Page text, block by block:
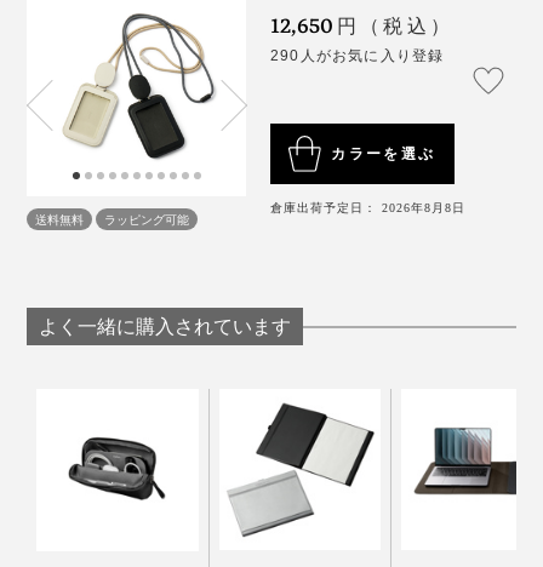
“ワイヤーマン”のスムーズなタッチは、まさに、ワイヤ
ーリールが肝。今までのIDカードホルダーと違って、セ
ただし、カード読みとり用の磁気自体を防ぐので、ウラ
面は、カードを入れたままタッチしても、反応しませ
ん。カードは取りだしてお使いください。
ウラ面のまんなかには、スライド穴があるので、カード
ジャラジャラしている鍵束も、スッキリ収まる『Orbitkey』／写真(右) キャンバ
ス地×本革タイプ
シリーズ最新作の『Orbitkey IDカードホルダー・プロ』
は、スマートなキーケースやガジェットケースをつくっ
てきた2人だからこそ、生まれた逸品でしょう。
開発者の一人、チャールズ・イン氏は、こう語ります。
り、またオフィスに戻ってこられた時、感じ入るものが
ありました。
いつもの電車、仲間と話し合えるオフィス、お気に入り
のカフェでの息抜き……かけがえのない日常のなかで、
毎日持ち歩いていたIDカードホルダーに、あらためて注
目したら、問題だらけであることに気づきました。
ています（笑）
「前に使っていたカードホルダー、ワイヤーをひっぱる
と、シャーシャー音がうるさくて」
「ひっぱろうとすると、ワイヤーが出てこなくて、結
局、腰をかがめてキータッチしてた」
「使っていると、けっこうすぐにワイヤーが切れたり、
私たちと同じように、カードホルダー問題に悩んでいる
人、多いと思います。
『Orbitkey IDカードホルダー・プロ』は、試作とテスト
をくり返したうえで、独自のワイヤーリールを開発、頑
丈な「ダイニーマ」のワイヤーを採用しているから、ぜ
ひ使ってみてください。
れたままタッチしても、反応しません。カードは取りだしてお使いくださ
送料無料 ラッピング可能
12,650 円（税込）
290人がお気に入り登録
カラーを選ぶ
倉庫出荷予定日： 2026年8月8日
よく一緒に購入されています